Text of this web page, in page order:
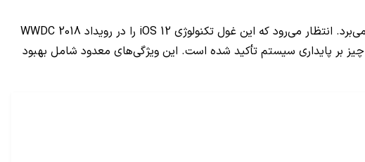
انتظار می‌رود که این غول تکنولوژی iOS 12 را در رویداد WWDC 2018
بر پایداری سیستم تأکید شده است. این ویژگی‌های معدود شامل بهبود